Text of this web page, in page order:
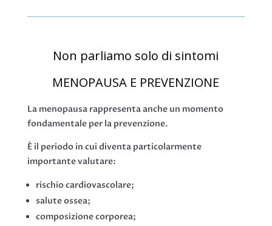
Non parliamo solo di sintomi
MENOPAUSA E PREVENZIONE
La menopausa rappresenta anche un momento
fondamentale per la prevenzione.
È il periodo in cui diventa particolarmente
importante valutare:
rischio cardiovascolare;
salute ossea;
composizione corporea;